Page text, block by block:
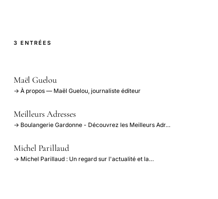
3 ENTRÉES
Maël Guelou
→ À propos — Maël Guelou, journaliste éditeur
Meilleurs Adresses
→ Boulangerie Gardonne - Découvrez les Meilleurs Adr…
Michel Parillaud
→ Michel Parillaud : Un regard sur l'actualité et la…